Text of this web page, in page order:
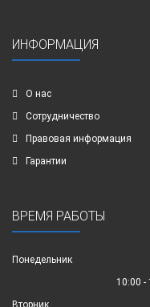
ИНФОРМАЦИЯ
О нас
Сотрудничество
Правовая информация
Гарантии
ВРЕМЯ РАБОТЫ
Понедельник
10:00 -